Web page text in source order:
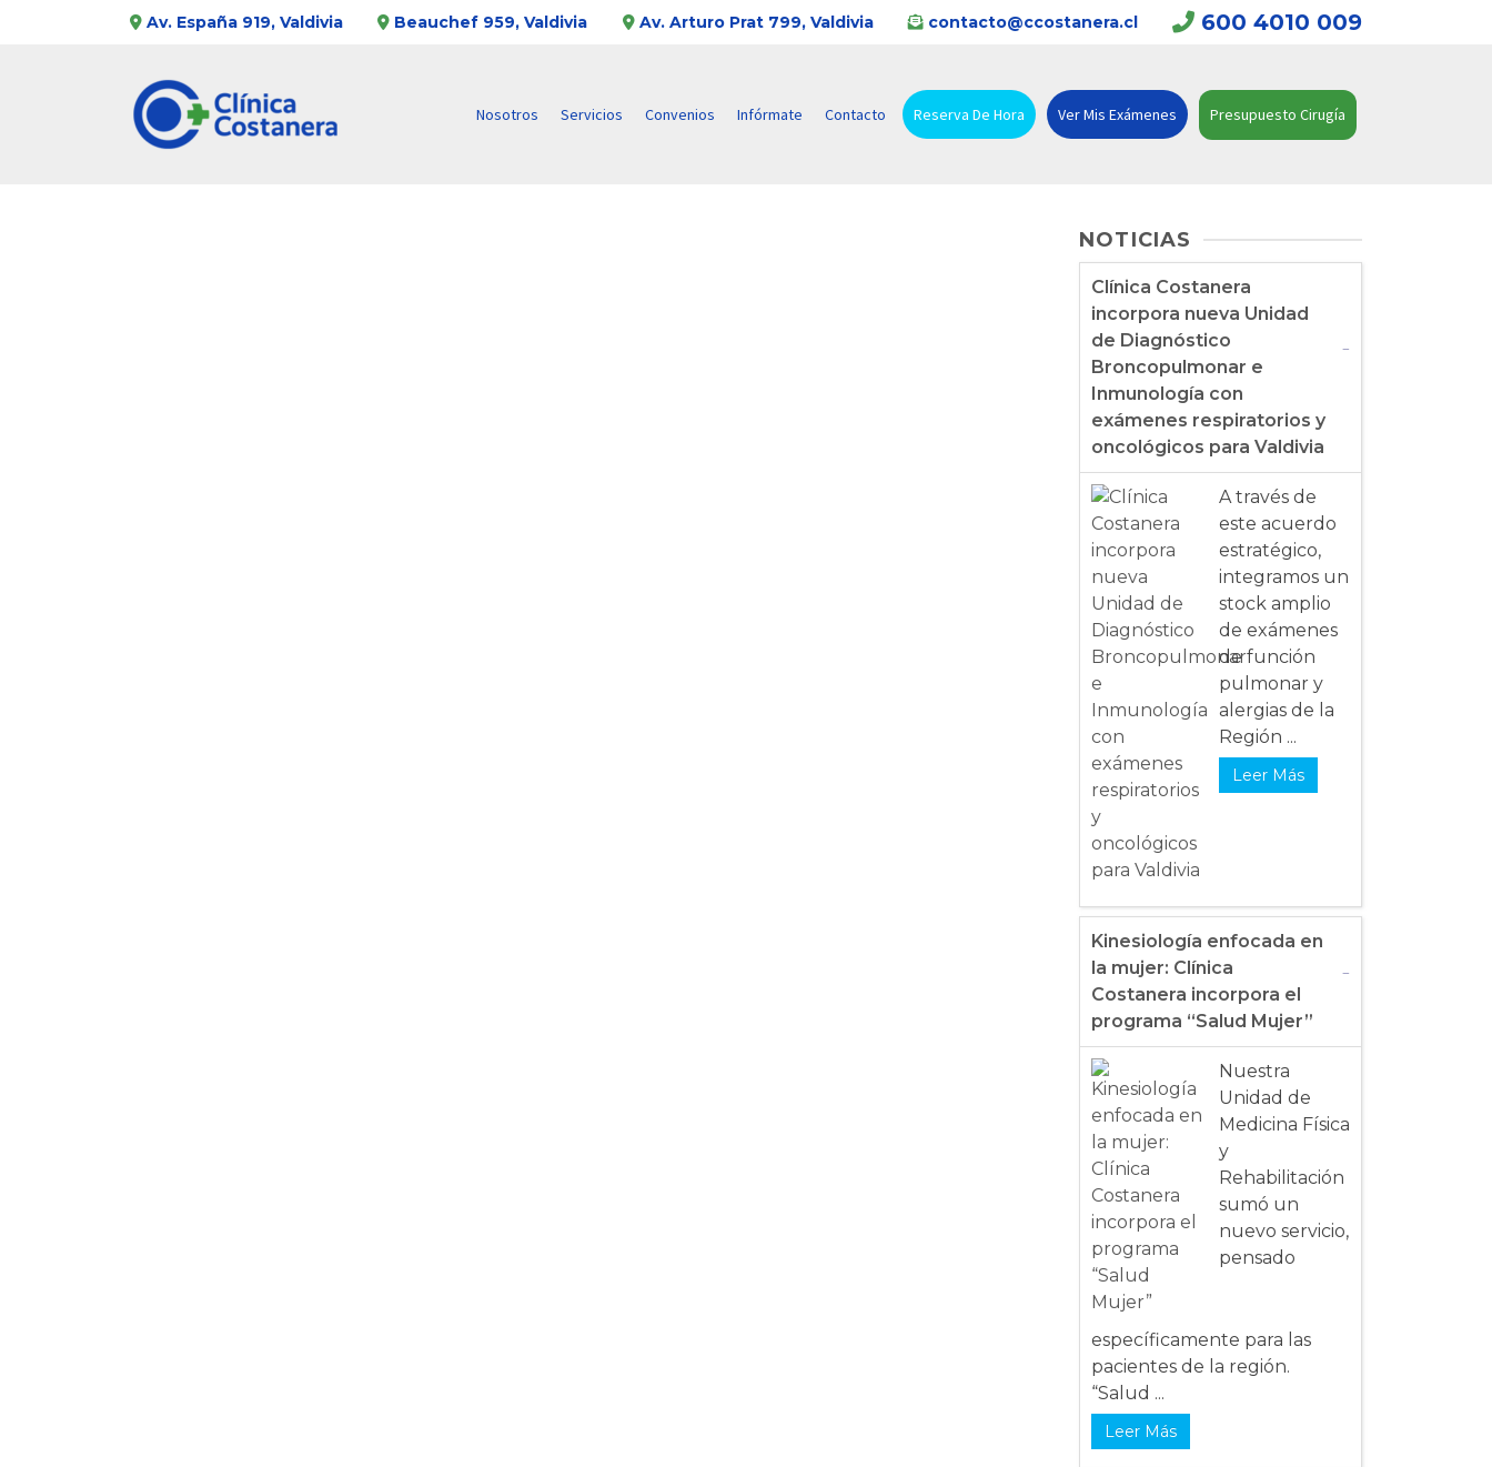
Av. España 919, Valdivia Beauchef 959, Valdivia Av. Arturo Prat 799, Valdivia contacto@ccostanera.cl 600 4010 009
Nosotros Servicios Convenios Infórmate Contacto Reserva De Hora Ver Mis Exámenes Presupuesto Cirugía
NOTICIAS
Clínica Costanera
incorpora nueva Unidad
de Diagnóstico
Broncopulmonar e
Inmunología con
exámenes respiratorios y
oncológicos para Valdivia
A través de
este acuerdo
estratégico,
integramos un
stock amplio
de exámenes
de función
pulmonar y
alergias de la
Región ...
Leer Más
Kinesiología enfocada en
la mujer: Clínica
Costanera incorpora el
programa “Salud Mujer”
Nuestra
Unidad de
Medicina Física
y
Rehabilitación
sumó un
nuevo servicio,
pensado
específicamente para las
pacientes de la región.
“Salud ...
Leer Más